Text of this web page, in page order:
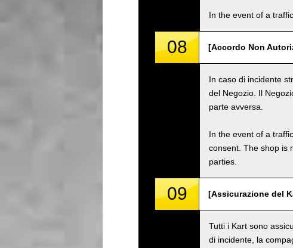
In the event of a
08 [Accordo Non
In caso di incidente
del Negozio. Il
parte avversa.
In the event of a
consent. The shop is
parties.
09 [Assicurazione del
Tutti i Kart sono
di incidente, la